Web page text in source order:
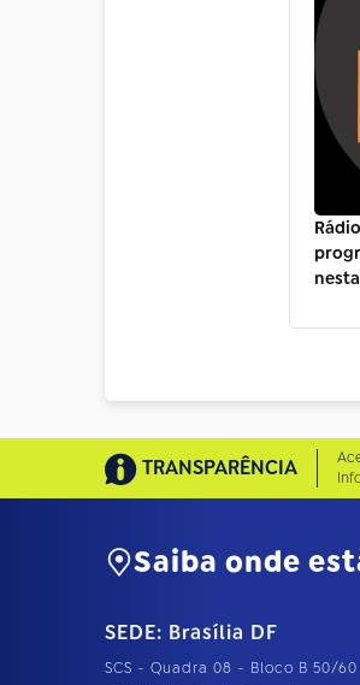
TRANSPARÊNCIA
Saiba onde
SEDE: Brasília DF
SCS - Quadra 08 - Bloco B 50/60